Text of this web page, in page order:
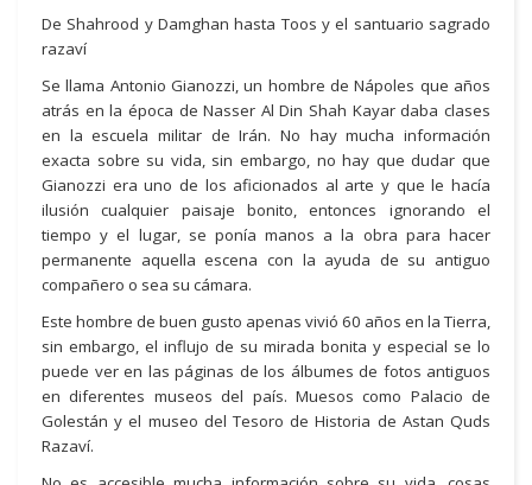
De Shahrood y Damghan hasta Toos y el santuario sagrado
razaví
Se llama Antonio Gianozzi, un hombre de Nápoles que años
atrás en la época de Nasser Al Din Shah Kayar daba clases
en la escuela militar de Irán. No hay mucha información
exacta sobre su vida, sin embargo, no hay que dudar que
Gianozzi era uno de los aficionados al arte y que le hacía
ilusión cualquier paisaje bonito, entonces ignorando el
tiempo y el lugar, se ponía manos a la obra para hacer
permanente aquella escena con la ayuda de su antiguo
compañero o sea su cámara.
Este hombre de buen gusto apenas vivió 60 años en la Tierra,
sin embargo, el influjo de su mirada bonita y especial se lo
puede ver en las páginas de los álbumes de fotos antiguos
en diferentes museos del país. Muesos como Palacio de
Golestán y el museo del Tesoro de Historia de Astan Quds
Razaví.